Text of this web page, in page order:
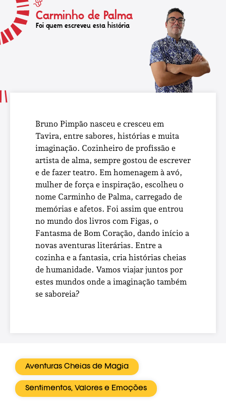
Carminho de Palma
Foi quem escreveu esta história
Bruno Pimpão nasceu e cresceu em
Tavira, entre sabores, histórias e muita
imaginação. Cozinheiro de profissão e
artista de alma, sempre gostou de escrever
e de fazer teatro. Em homenagem à avó,
mulher de força e inspiração, escolheu o
nome Carminho de Palma, carregado de
memórias e afetos. Foi assim que entrou
no mundo dos livros com Figas, o
Fantasma de Bom Coração, dando início a
novas aventuras literárias. Entre a
cozinha e a fantasia, cria histórias cheias
de humanidade. Vamos viajar juntos por
estes mundos onde a imaginação também
se saboreia?
Aventuras Cheias de Magia
Sentimentos, Valores e Emoções